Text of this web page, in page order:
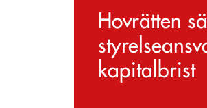
Hovrätten
kapitalbrist